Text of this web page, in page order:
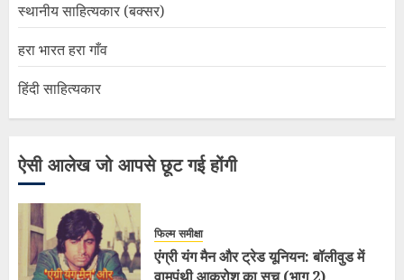
स्थानीय साहित्यकार (बक्सर)
हरा भारत हरा गाँव
हिंदी साहित्यकार
ऐसी आलेख जो आपसे छूट गई होंगी
फिल्म समीक्षा
एंग्री यंग मैन और ट्रेड यूनियन: बॉलीवुड में
वामपंथी आक्रोश का सच (भाग 2)